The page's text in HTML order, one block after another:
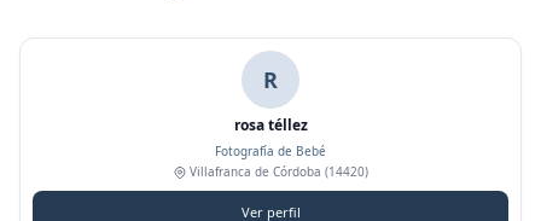
R
rosa téllez
Fotografía de Bebé
Villafranca de Córdoba (14420)
Ver perfil